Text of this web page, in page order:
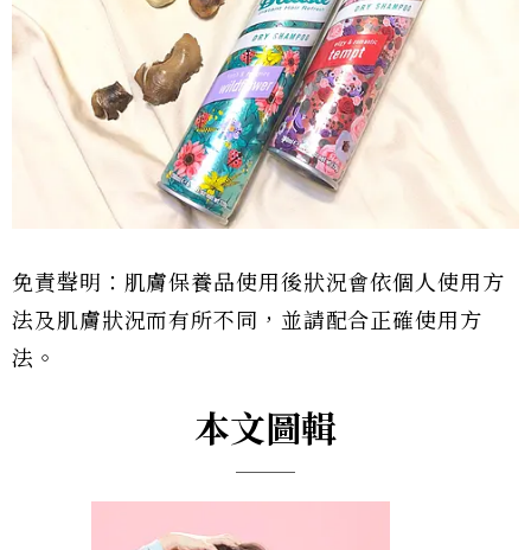
免責聲明：肌膚保養品使用後狀況會依個人使用方
法及肌膚狀況而有所不同，並請配合正確使用方
法。
本文圖輯